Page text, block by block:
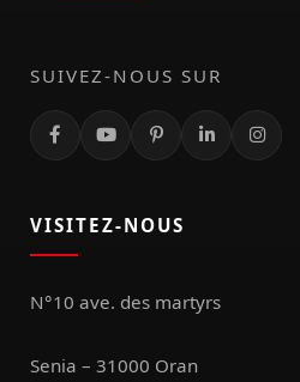
SUIVEZ-NOUS SUR
VISITEZ-NOUS
N°10 ave. des martyrs
Senia – 31000 Oran